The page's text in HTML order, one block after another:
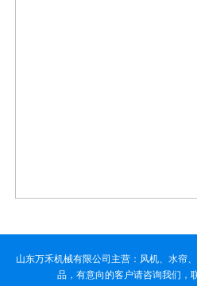
山东万禾机械有限公司主营：风机、水帘
品，有意向的客户请咨询我们，